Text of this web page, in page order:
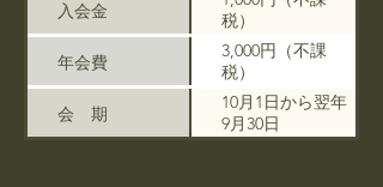
入会金
税）
年会費
3,000円（不課
税）
会 期
10月1日から翌年
9月30日